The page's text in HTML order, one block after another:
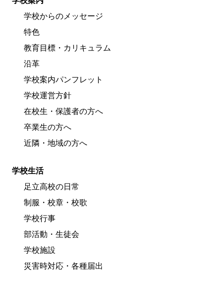
学校からのメッセージ
特色
教育目標・カリキュラム
沿革
学校案内パンフレット
学校運営方針
在校生・保護者の方へ
卒業生の方へ
近隣・地域の方へ
学校生活
足立高校の日常
制服・校章・校歌
学校行事
部活動・生徒会
学校施設
災害時対応・各種届出